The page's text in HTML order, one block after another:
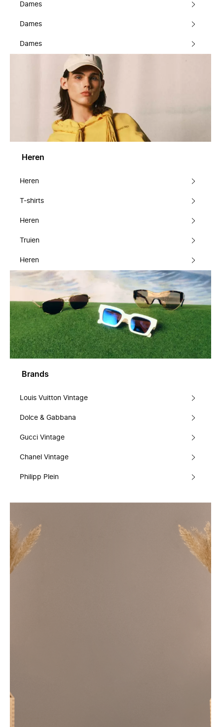
Dames
Dames
Dames
Heren
Heren
T-shirts
Heren
Truien
Heren
Brands
Louis Vuitton Vintage
Dolce & Gabbana
Gucci Vintage
Chanel Vintage
Philipp Plein